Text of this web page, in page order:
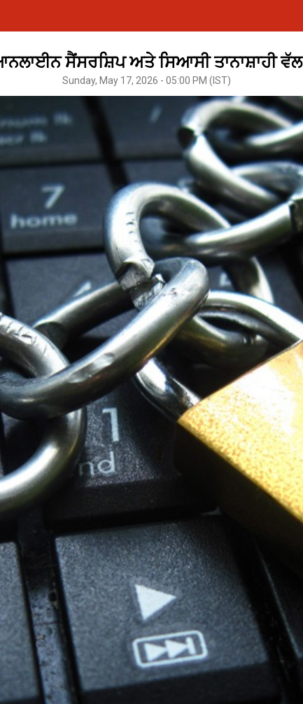
ਸੈਂਸਰਸ਼ਿਪ ਅਤੇ ਸਿਆਸੀ ਤਾਨਾਸ਼ਾਹੀ ਵੱਲ
Sunday, May 17, 2026 - 05:00 PM (IST)